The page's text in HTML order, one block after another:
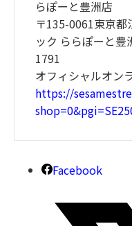
らぽーと豊洲店
〒135-0061東京
ック ららぽーと
1791
オフィシャルオン
https://
Facebook